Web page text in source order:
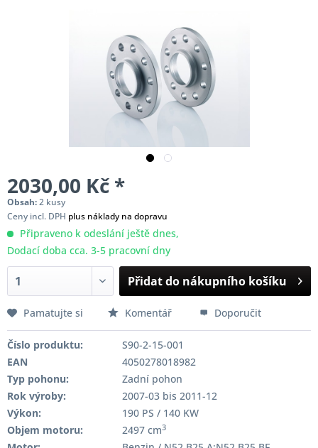
2030,00 Kč *
Obsah:2 kusy
Ceny incl. DPH plus náklady na dopravu
Připraveno k odeslání ještě dnes,
Dodací doba cca. 3-5 pracovní dny
Přidat do nákupního košíku
Pamatujte si Komentář Doporučit
Číslo produktu:
S90-2-15-001
EAN
4050278018982
Typ pohonu:
Zadní pohon
Rok výroby:
2007-03 bis 2011-12
Výkon:
190 PS / 140 KW
Objem motoru:
2497 cm3